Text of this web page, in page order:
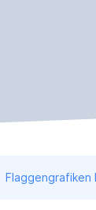
Flaggengrafiken